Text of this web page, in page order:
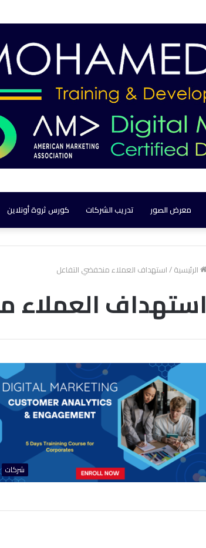
معرض الصور تدريب الشركات كورس ثروة أونلاين
الرئيسية/استهداف العملاء منخفضي التفاعل
استهداف العملاء
شركات